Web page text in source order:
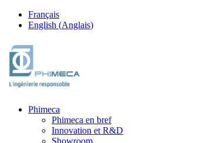
Français
English (Anglais)
Phimeca
Phimeca en bref
Innovation et R&D
Showroom